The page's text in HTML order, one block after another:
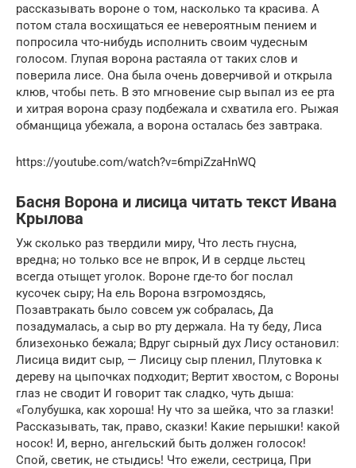
рассказывать вороне о том, насколько та красива. А
потом стала восхищаться ее невероятным пением и
попросила что-нибудь исполнить своим чудесным
голосом. Глупая ворона растаяла от таких слов и
поверила лисе. Она была очень доверчивой и открыла
клюв, чтобы петь. В это мгновение сыр выпал из ее рта
и хитрая ворона сразу подбежала и схватила его. Рыжая
обманщица убежала, а ворона осталась без завтрака.
https://youtube.com/watch?v=6mpiZzaHnWQ
Басня Ворона и лисица читать текст Ивана
Крылова
Уж сколько раз твердили миру, Что лесть гнусна,
вредна; но только все не впрок, И в сердце льстец
всегда отыщет уголок. Вороне где-то бог послал
кусочек сыру; На ель Ворона взгромоздясь,
Позавтракать было совсем уж собралась, Да
позадумалась, а сыр во рту держала. На ту беду, Лиса
близехонько бежала; Вдруг сырный дух Лису остановил:
Лисица видит сыр, — Лисицу сыр пленил, Плутовка к
дереву на цыпочках подходит; Вертит хвостом, с Вороны
глаз не сводит И говорит так сладко, чуть дыша:
«Голубушка, как хороша! Ну что за шейка, что за глазки!
Рассказывать, так, право, сказки! Какие перышки! какой
носок! И, верно, ангельский быть должен голосок!
Спой, светик, не стыдись! Что ежели, сестрица, При